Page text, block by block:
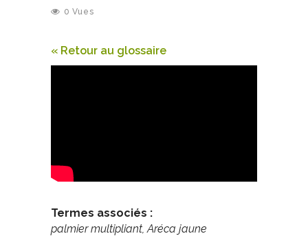
0 Vues
« Retour au glossaire
Termes associés :
palmier multipliant, Aréca jaune